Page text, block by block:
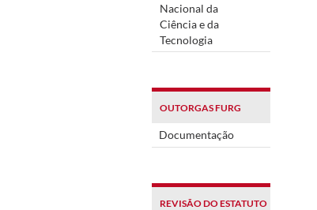
Nacional da
Ciência e da
Tecnologia
OUTORGAS FURG
Documentação
REVISÃO DO ESTATUTO